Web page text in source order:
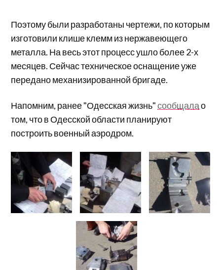
Поэтому были разработаны чертежи, по которым
изготовили клише клемм из нержавеющего
металла. На весь этот процесс ушло более 2-х
месяцев. Сейчас техническое оснащение уже
передано механизированной бригаде.
Напомним, ранее "Одесская жизнь"сообщалао
том, что в Одесской области планируют
построить военный аэродром.